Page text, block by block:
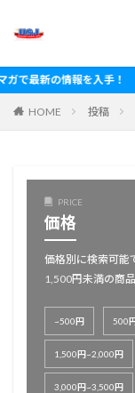
を入手！
HOME 投稿
PRICE
価格
価格別に検索可能
1,500円未満の商品
~500円 500
1,500円~2,000円
3,000円~3,500円